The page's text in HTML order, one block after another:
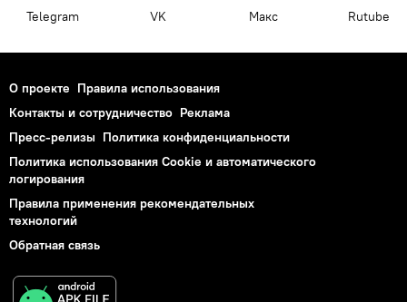
Telegram VK Макс Rutube
О проекте Правила использования
Контакты и сотрудничество Реклама
Пресс-релизы Политика конфиденциальности
Политика использования Cookie и автоматического
логирования
Правила применения рекомендательных
технологий
Обратная связь